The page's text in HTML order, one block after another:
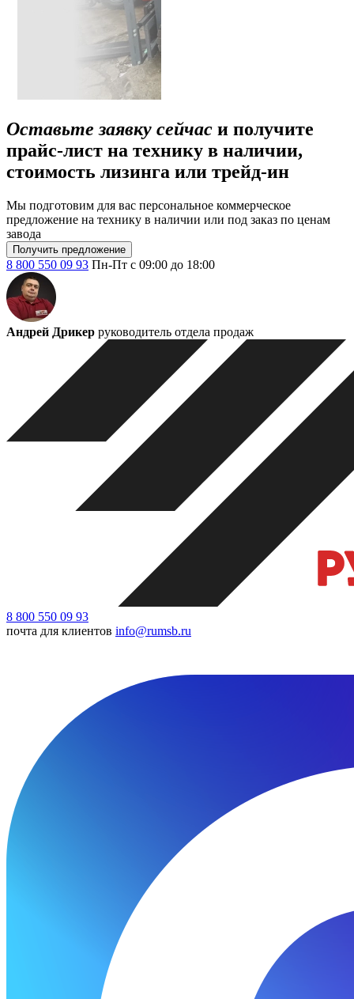
Оставьте заявку сейчас и получите
прайс-лист на технику в наличии,
стоимость лизинга или трейд-ин
Мы подготовим для вас персональное коммерческое
предложение на технику в наличии или под заказ по ценам
завода
Получить предложение
8 800 550 09 93 Пн-Пт с 09:00 до 18:00
Андрей Дрикер руководитель отдела продаж
8 800 550 09 93
почта для клиентов info@rumsb.ru